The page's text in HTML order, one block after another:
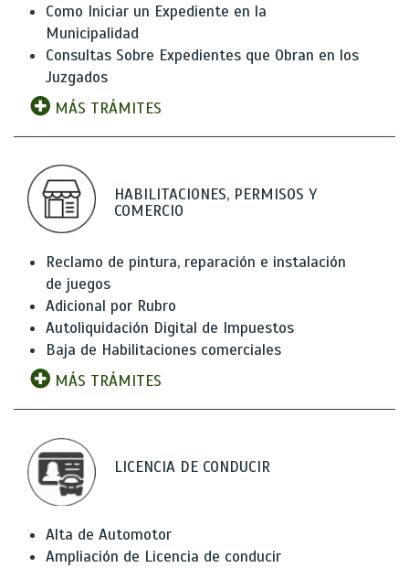
Como Iniciar un Expediente en la
Municipalidad
Consultas Sobre Expedientes que Obran en los
Juzgados
MÁS TRÁMITES
HABILITACIONES, PERMISOS Y
COMERCIO
Reclamo de pintura, reparación e instalación
de juegos
Adicional por Rubro
Autoliquidación Digital de Impuestos
Baja de Habilitaciones comerciales
MÁS TRÁMITES
LICENCIA DE CONDUCIR
Alta de Automotor
Ampliación de Licencia de conducir